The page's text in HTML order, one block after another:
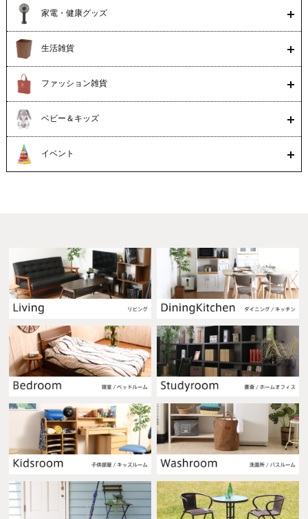
家電・健康グッズ
生活雑貨
ファッション雑貨
ベビー＆キッズ
イベント